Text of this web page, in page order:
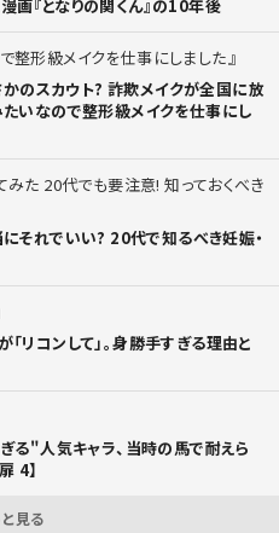
画『となりの関くん』の10年後
整形級メイクを仕事にしました
かのスカウト? 詐欺メイクが全国に放
いなので整形級メイクを仕事にし
みた 20代でも要注意! 知っておくべき
それでいい? 20代で知るべき妊娠・
リコンして」。身勝手すぎる理由と
る"人気キャラ、当時の馬で耐えら
4】
見る